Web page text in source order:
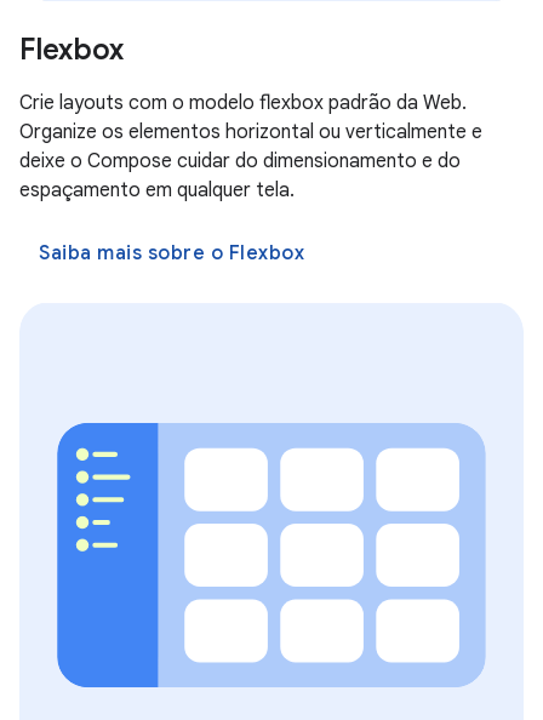
Flexbox
Crie layouts com o modelo flexbox padrão da Web.
Organize os elementos horizontal ou verticalmente e
deixe o Compose cuidar do dimensionamento e do
espaçamento em qualquer tela.
Saiba mais sobre o Flexbox